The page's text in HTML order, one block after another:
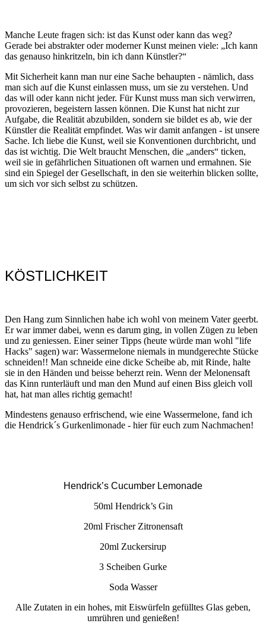
Manche Leute fragen sich: ist das Kunst oder kann das weg?
Gerade bei abstrakter oder moderner Kunst meinen viele: „Ich kann
das genauso hinkritzeln, bin ich dann Künstler?“
Mit Sicherheit kann man nur eine Sache behaupten - nämlich, dass
man sich auf die Kunst einlassen muss, um sie zu verstehen. Und
das will oder kann nicht jeder. Für Kunst muss man sich verwirren,
provozieren, begeistern lassen können. Die Kunst hat nicht zur
Aufgabe, die Realität abzubilden, sondern sie bildet es ab, wie der
Künstler die Realität empfindet. Was wir damit anfangen - ist unsere
Sache. Ich liebe die Kunst, weil sie Konventionen durchbricht, und
das ist wichtig. Die Welt braucht Menschen, die „anders“ ticken,
weil sie in gefährlichen Situationen oft warnen und ermahnen. Sie
sind ein Spiegel der Gesellschaft, in den sie weiterhin blicken sollte,
um sich vor sich selbst zu schützen.
KÖSTLICHKEIT
Den Hang zum Sinnlichen habe ich wohl von meinem Vater geerbt.
Er war immer dabei, wenn es darum ging, in vollen Zügen zu leben
und zu geniessen. Einer seiner Tipps (heute würde man wohl "life
Hacks" sagen) war: Wassermelone niemals in mundgerechte Stücke
schneiden!! Man schneide eine dicke Scheibe ab, mit Rinde, halte
sie in den Händen und beisse beherzt rein. Wenn der Melonensaft
das Kinn runterläuft und man den Mund auf einen Biss gleich voll
hat, hat man alles richtig gemacht!
Mindestens genauso erfrischend, wie eine Wassermelone, fand ich
die Hendrick´s Gurkenlimonade - hier für euch zum Nachmachen!
Hendrick’s Cucumber Lemonade
50ml Hendrick’s Gin
20ml Frischer Zitronensaft
20ml Zuckersirup
3 Scheiben Gurke
Soda Wasser
Alle Zutaten in ein hohes, mit Eiswürfeln gefülltes Glas geben,
umrühren und genießen!